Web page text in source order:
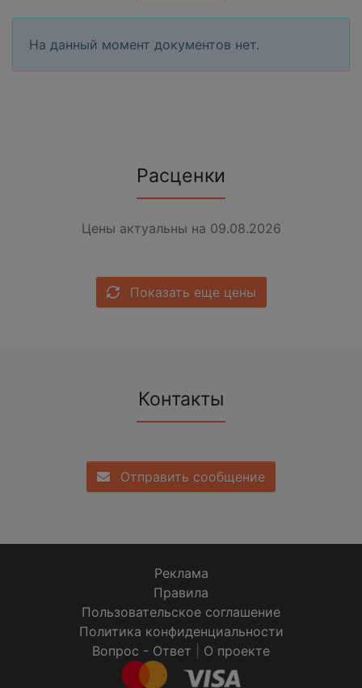
На данный момент документов нет.
Расценки
Цены актуальны на 09.08.2026
Показать еще цены
Контакты
Отправить сообщение
Реклама
Правила
Пользовательское соглашение
Политика конфиденциальности
Вопрос - Ответ
О проекте